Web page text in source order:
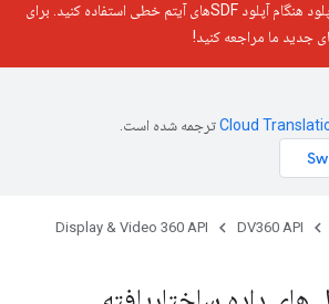
منابع بیشتر و کاهش زمان آپلود هنگام آپلود SDFهای آیتم خطی استفاده کنید. برای
جدید ما مراجعه کنید!
ترجمه شده است.
DV360 API
Display & Video 360 API